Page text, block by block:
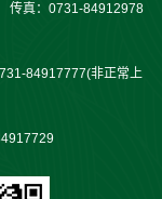
传真：0731-84912978
84917777(非正常上